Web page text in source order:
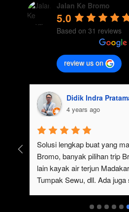
Jalan Ke Bromo
5.0
Based on 31 reviews
review us on
Melysa Regina Pratiwi
4 years ago
banget trip ke Bromo bareng tim
Nginep di sekitaran Bromo,
subuh berangkat ke sunrise point pake
jeep. Abis dari Bromo, lanjut tour ke air